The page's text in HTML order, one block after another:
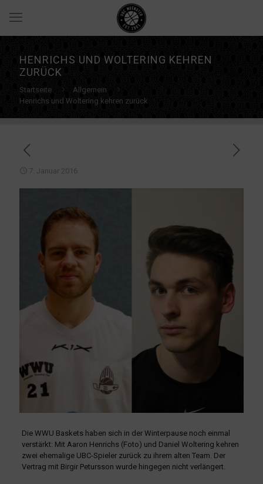
HENRICHS UND WOLTERING KEHREN
ZURÜCK
Startseite
Allgemein
Henrichs und Woltering kehren zurück
7. Januar 2016
Die WWU Baskets haben sich in der Winterpause noch einmal
verstärkt: Mit Aaron Henrichs (Foto) und Daniel Woltering kehren
zwei ehemalige UBC-Spieler zurück zu ihrem alten Team. Der
Vertrag mit Birgir Petursson wurde hingegen nicht verlängert.